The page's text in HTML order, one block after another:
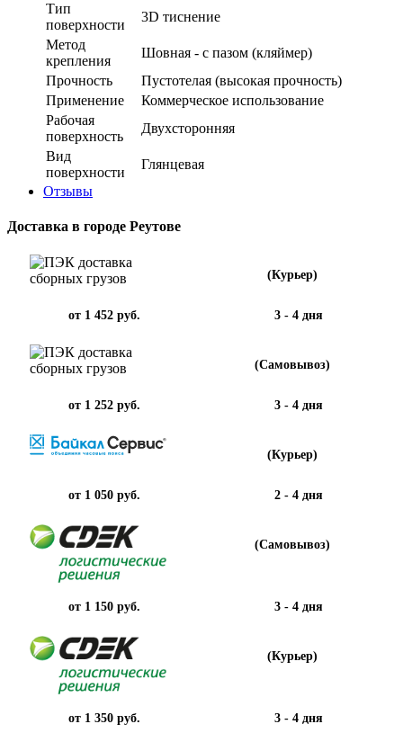
Тип
поверхности
3D тиснение
Метод
крепления
Шовная - с пазом (кляймер)
Прочность
Пустотелая (высокая прочность)
Применение
Коммерческое использование
Рабочая
поверхность
Двухсторонняя
Вид
поверхности
Глянцевая
Отзывы
Доставка в городе Реутове
(Курьер)
от 1 452 руб. 3 - 4 дня
(Самовывоз)
от 1 252 руб. 3 - 4 дня
(Курьер)
от 1 050 руб. 2 - 4 дня
(Самовывоз)
от 1 150 руб. 3 - 4 дня
(Курьер)
от 1 350 руб. 3 - 4 дня